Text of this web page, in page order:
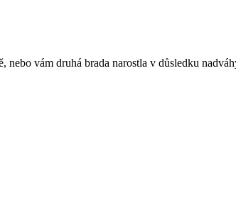
vám druhá brada narostla v důsledku